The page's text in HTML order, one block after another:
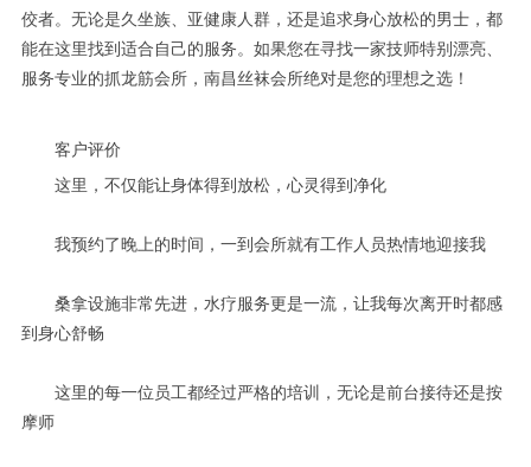
佼者。无论是久坐族、亚健康人群，还是追求身心放松的男士，都
能在这里找到适合自己的服务。如果您在寻找一家技师特别漂亮、
服务专业的抓龙筋会所，南昌丝袜会所绝对是您的理想之选！
客户评价
这里，不仅能让身体得到放松，心灵得到净化
我预约了晚上的时间，一到会所就有工作人员热情地迎接我
桑拿设施非常先进，水疗服务更是一流，让我每次离开时都感
到身心舒畅
这里的每一位员工都经过严格的培训，无论是前台接待还是按
摩师